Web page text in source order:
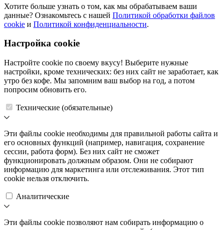
Хотите больше узнать о том, как мы обрабатываем ваши
данные? Ознакомьтесь с нашей Политикой обработки файлов
cookie и Политикой конфиденциальности.
Настройка cookie
Настройте cookie по своему вкусу! Выберите нужные
настройки, кроме технических: без них сайт не заработает, как
утро без кофе. Мы запомним ваш выбор на год, а потом
попросим обновить его.
Технические (обязательные)
Эти файлы cookie необходимы для правильной работы сайта и
его основных функций (например, навигация, сохранение
сессии, работа форм). Без них сайт не сможет
функционировать должным образом. Они не собирают
информацию для маркетинга или отслеживания. Этот тип
cookie нельзя отключить.
Аналитические
Эти файлы cookie позволяют нам собирать информацию о